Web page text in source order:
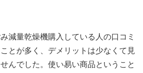
減量乾燥機購入している人の口コミ
とが多く、デメリットは少なくて見
んでした。使い易い商品ということ